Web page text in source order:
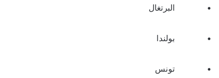
• البرتغال
• بولندا
• تونس